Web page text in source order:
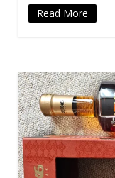
Read More